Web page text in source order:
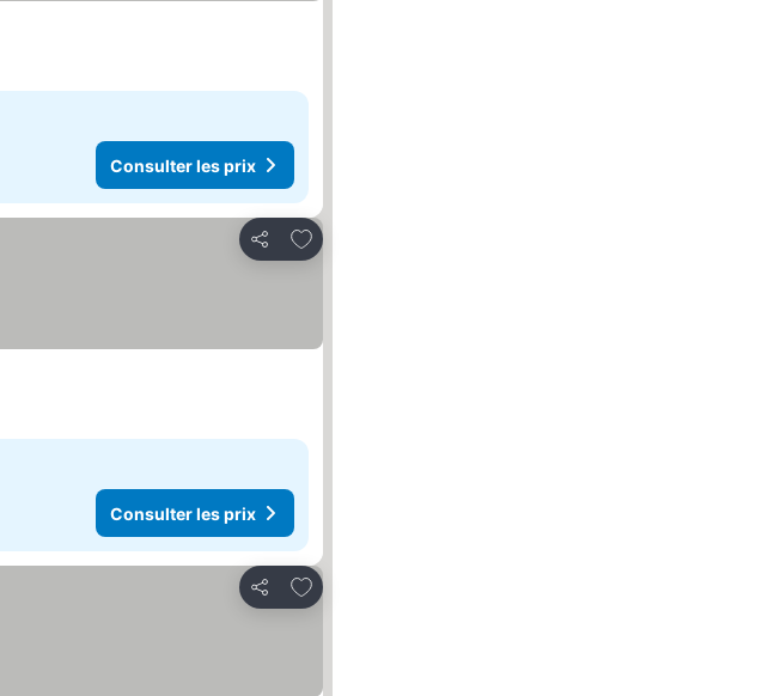
Consulter les prix
Partager
Ajouter à mes favoris
Consulter les prix
Partager
Ajouter à mes favoris